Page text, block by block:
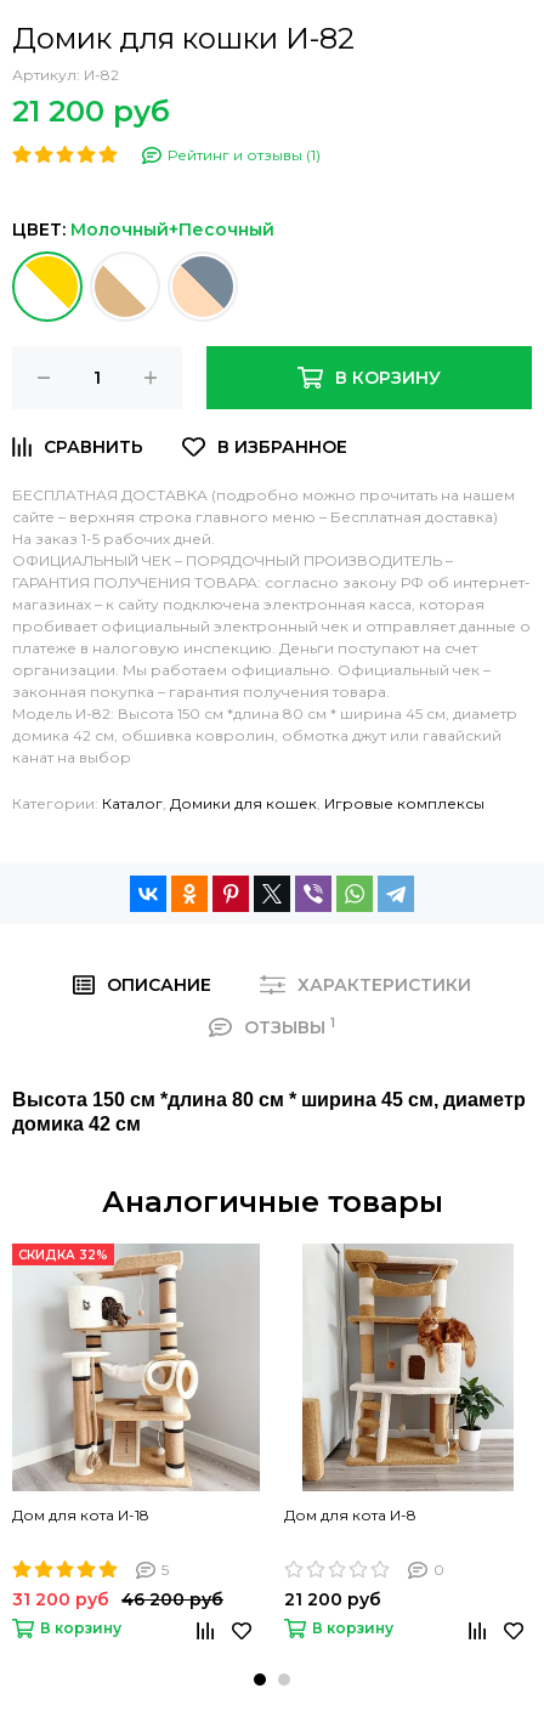
Домик для кошки И-82
Артикул: И-82
21 200 руб
Рейтинг и отзывы (1)
ЦВЕТ: Молочный+Песочный
В КОРЗИНУ
БЕСПЛАТНАЯ ДОСТАВКА (подробно можно прочитать на нашем
сайте – верхняя строка главного меню – Бесплатная доставка)
На заказ 1-5 рабочих дней.
ОФИЦИАЛЬНЫЙ ЧЕК – ПОРЯДОЧНЫЙ ПРОИЗВОДИТЕЛЬ –
ГАРАНТИЯ ПОЛУЧЕНИЯ ТОВАРА: согласно закону РФ об интернет-
магазинах – к сайту подключена электронная касса, которая
пробивает официальный электронный чек и отправляет данные о
платеже в налоговую инспекцию. Деньги поступают на счет
организации. Мы работаем официально. Официальный чек –
законная покупка – гарантия получения товара.
Модель И-82: Высота 150 см *длина 80 см * ширина 45 см, диаметр
домика 42 см, обшивка ковролин, обмотка джут или гавайский
канат на выбор
Категории: Каталог, Домики для кошек, Игровые комплексы
ОПИСАНИЕ
ХАРАКТЕРИСТИКИ
ОТЗЫВЫ 1
Высота 150 см *длина 80 см * ширина 45 см, диаметр
домика 42 см
Аналогичные товары
СКИДКА 32%
Дом для кота И-18
5
31 200 руб 46 200 руб
В корзину
Дом для кота И-8
0
21 200 руб
В корзину